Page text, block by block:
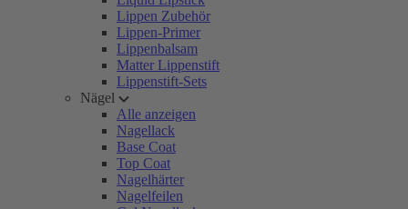
Lippen Zubehör
Lippen-Primer
Lippenbalsam
Matter Lippenstift
Lippenstift-Sets
Nägel
Alle anzeigen
Nagellack
Base Coat
Top Coat
Nagelhärter
Nagelfeilen